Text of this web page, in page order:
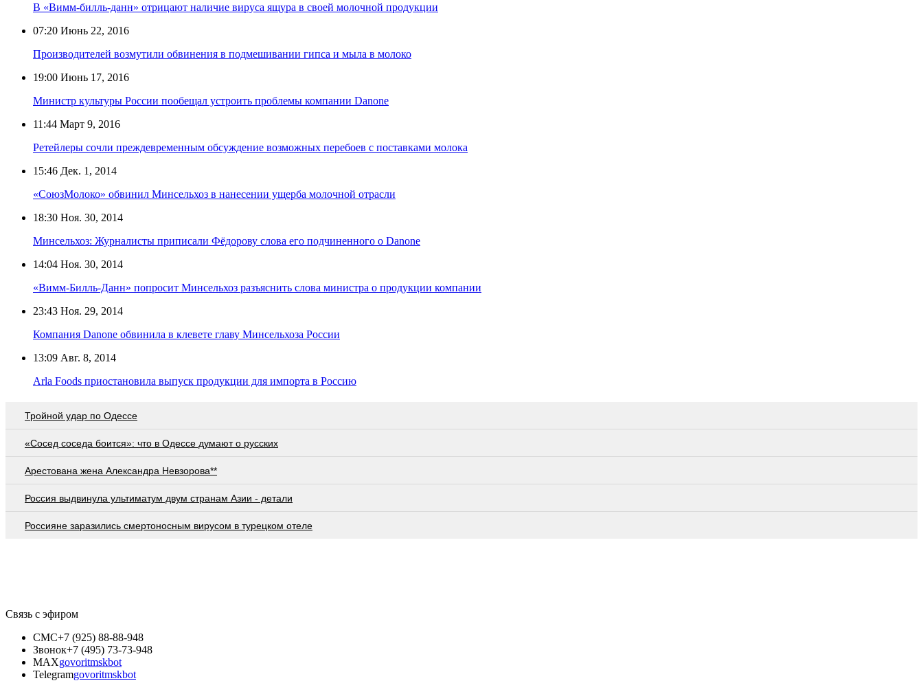
В «Вимм-билль-данн» отрицают наличие вируса ящура в своей молочной продукции
07:20 Июнь 22, 2016
Производителей возмутили обвинения в подмешивании гипса и мыла в молоко
19:00 Июнь 17, 2016
Министр культуры России пообещал устроить проблемы компании Danone
11:44 Март 9, 2016
Ретейлеры сочли преждевременным обсуждение возможных перебоев с поставками молока
15:46 Дек. 1, 2014
«СоюзМолоко» обвинил Минсельхоз в нанесении ущерба молочной отрасли
18:30 Ноя. 30, 2014
Минсельхоз: Журналисты приписали Фёдорову слова его подчиненного о Danone
14:04 Ноя. 30, 2014
«Вимм-Билль-Данн» попросит Минсельхоз разъяснить слова министра о продукции компании
23:43 Ноя. 29, 2014
Компания Danone обвинила в клевете главу Минсельхоза России
13:09 Авг. 8, 2014
Arla Foods приостановила выпуск продукции для импорта в Россию
Тройной удар по Одессe
«Сосед соседа боится»: что в Одессе думают о русских
Арестована жена Александра Невзорова**
Россия выдвинула ультиматум двум странам Азии - детали
Россияне заразились смертоносным вирусом в турецком отеле
Связь с эфиром
СМС+7 (925) 88-88-948
Звонок+7 (495) 73-73-948
MAXgovoritmskbot
Telegramgovoritmskbot